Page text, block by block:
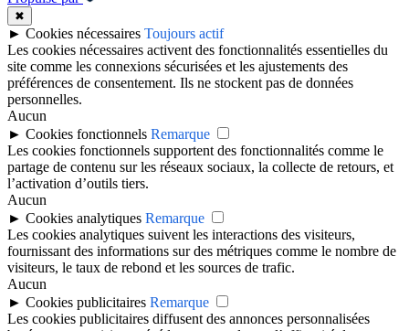
✖
► Cookies nécessaires Toujours actif
Les cookies nécessaires activent des fonctionnalités essentielles du
site comme les connexions sécurisées et les ajustements des
préférences de consentement. Ils ne stockent pas de données
personnelles.
Aucun
► Cookies fonctionnels Remarque
Les cookies fonctionnels supportent des fonctionnalités comme le
partage de contenu sur les réseaux sociaux, la collecte de retours, et
l’activation d’outils tiers.
Aucun
► Cookies analytiques Remarque
Les cookies analytiques suivent les interactions des visiteurs,
fournissant des informations sur des métriques comme le nombre de
visiteurs, le taux de rebond et les sources de trafic.
Aucun
► Cookies publicitaires Remarque
Les cookies publicitaires diffusent des annonces personnalisées